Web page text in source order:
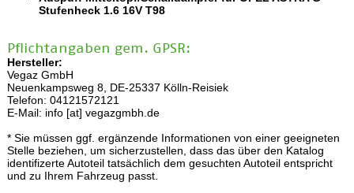
Stufenheck 1.6 16V T98
Pflichtangaben gem. GPSR:
Hersteller:
Vegaz GmbH
Neuenkampsweg 8, DE-25337 Kölln-Reisiek
Telefon: 04121572121
E-Mail: info [at] vegazgmbh.de
* Sie müssen ggf. ergänzende Informationen von einer geeigneten
Stelle beziehen, um sicherzustellen, dass das über den Katalog
identifizerte Autoteil tatsächlich dem gesuchten Autoteil entspricht
und zu Ihrem Fahrzeug passt.